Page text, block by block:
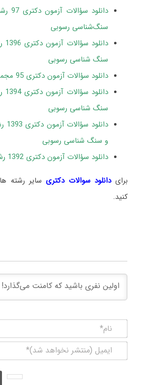
سنگ‌شناسی رسوبی
سنگ شناسی رسوبی
دانلود سؤالات آزمون دکتری 95 مجموعه علوم زمین
سنگ شناسی رسوبی
و سنگ شناسی رسوبی
دانلود سؤالات آزمون دکتری 1392 رشته رسوب شناسی
برایدانلود سوالات دکتری سایر رشته
کنید.